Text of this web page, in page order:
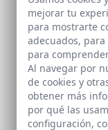
Ayuntamiento
Salteras (Sevilla)
mejorar tu
para mostrarte
adecuados,
para
Al navegar por
de cookies y
obtener más
por qué las
configuración,